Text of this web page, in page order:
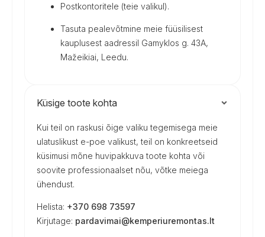
Postkontoritele (teie valikul).
Tasuta pealevõtmine meie füüsilisest
kauplusest aadressil Gamyklos g. 43A,
Mažeikiai, Leedu.
Küsige toote kohta
Kui teil on raskusi õige valiku tegemisega meie
ulatuslikust e-poe valikust, teil on konkreetseid
küsimusi mõne huvipakkuva toote kohta või
soovite professionaalset nõu, võtke meiega
ühendust.
Helista: +370 698 73597
Kirjutage: pardavimai@kemperiuremontas.lt